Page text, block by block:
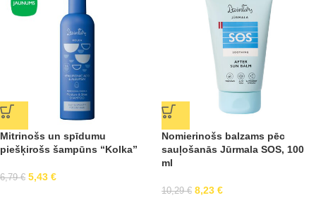
Mitrinošs un spīdumu
piešķirošs šampūns “Kolka”
6,79€ 5,43 €
Nomierinošs balzams pēc
sauļošanās Jūrmala SOS, 100
ml
10,29€ 8,23 €